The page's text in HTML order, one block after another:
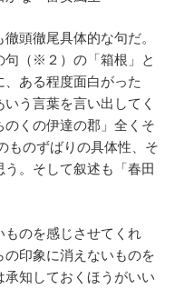
頭徹尾具体的な句だ。
句（※２）の「箱根」と
ある程度面白がった
う言葉を言い出してく
くの伊達の郡」全くそ
ものずばりの具体性、そ
。そして叙述も「春田
のを感じさせてくれ
印象に消えないものを
知しておくほうがいい